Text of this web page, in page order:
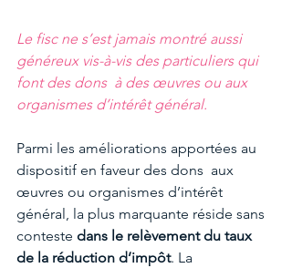
Le fisc ne s’est jamais montré aussi
généreux vis-à-vis des particuliers qui
font des dons  à des œuvres ou aux
organismes d’intérêt général.
Parmi les améliorations apportées au
dispositif en faveur des dons  aux
œuvres ou organismes d’intérêt
général, la plus marquante réside sans
conteste dans le relèvement du taux
de la réduction d’impôt. La